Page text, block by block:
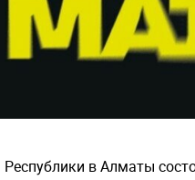
в Алматы